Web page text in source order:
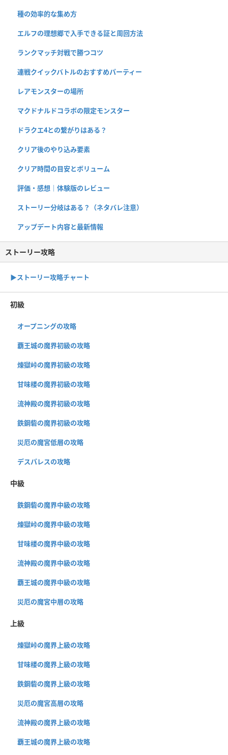
種の効率的な集め方
エルフの理想郷で入手できる証と周回方法
ランクマッチ対戦で勝つコツ
連戦クイックバトルのおすすめパーティー
レアモンスターの場所
マクドナルドコラボの限定モンスター
ドラクエ4との繋がりはある？
クリア後のやり込み要素
クリア時間の目安とボリューム
評価・感想｜体験版のレビュー
ストーリー分岐はある？（ネタバレ注意）
アップデート内容と最新情報
ストーリー攻略
▶︎ストーリー攻略チャート
初級
オープニングの攻略
覇王城の魔界初級の攻略
煉獄峠の魔界初級の攻略
甘味楼の魔界初級の攻略
流神殿の魔界初級の攻略
鉄鋼砦の魔界初級の攻略
災厄の魔宮低層の攻略
デスパレスの攻略
中級
鉄鋼砦の魔界中級の攻略
煉獄峠の魔界中級の攻略
甘味楼の魔界中級の攻略
流神殿の魔界中級の攻略
覇王城の魔界中級の攻略
災厄の魔宮中層の攻略
上級
煉獄峠の魔界上級の攻略
甘味楼の魔界上級の攻略
鉄鋼砦の魔界上級の攻略
災厄の魔宮高層の攻略
流神殿の魔界上級の攻略
覇王城の魔界上級の攻略